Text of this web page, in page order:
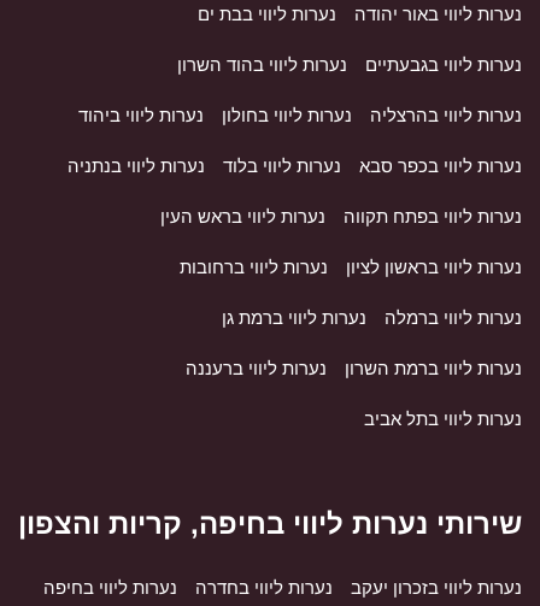
נערות ליווי באור יהודה נערות ליווי בבת ים
נערות ליווי בגבעתיים נערות ליווי בהוד השרון
נערות ליווי בהרצליה נערות ליווי בחולון נערות ליווי ביהוד
נערות ליווי בכפר סבא נערות ליווי בלוד נערות ליווי בנתניה
נערות ליווי בפתח תקווה נערות ליווי בראש העין
נערות ליווי בראשון לציון נערות ליווי ברחובות
נערות ליווי ברמלה נערות ליווי ברמת גן
נערות ליווי ברמת השרון נערות ליווי ברעננה
נערות ליווי בתל אביב
שירותי נערות ליווי בחיפה, קריות והצפון
נערות ליווי בזכרון יעקב נערות ליווי בחדרה נערות ליווי בחיפה